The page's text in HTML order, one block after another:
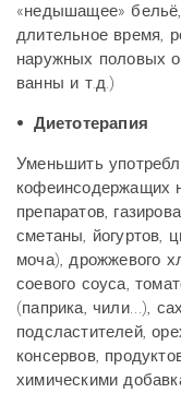
«недышащее»
длительное время,
наружных половых
ванны и т.д.)
• Диетотерапия
Уменьшить
кофеинсодержащих
препаратов,
сметаны, йогуртов,
моча), дрожжевого
соевого соуса,
(паприка, чили…),
подсластителей,
консервов,
химическими